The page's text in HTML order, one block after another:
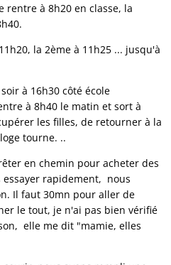
rentre à 8h20 en classe, la
la 2ème à 11h25 ... jusqu'à
à 16h30 côté école
à 8h40 le matin et sort à
les filles, de retourner à la
tourne. ..
en chemin pour acheter des
essayer rapidement, nous
Il faut 30mn pour aller de
le tout, je n'ai pas bien vérifié
elle me dit "mamie, elles